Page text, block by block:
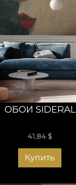
ОБОИ SIDERAL
41,84 $
Купить